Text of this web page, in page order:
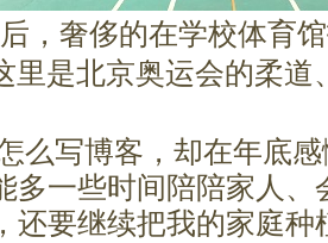
，奢侈的在学校体育
里是北京奥运会的柔
写博客，却在年底感
多一些时间陪陪家人
还要继续把我的家庭种